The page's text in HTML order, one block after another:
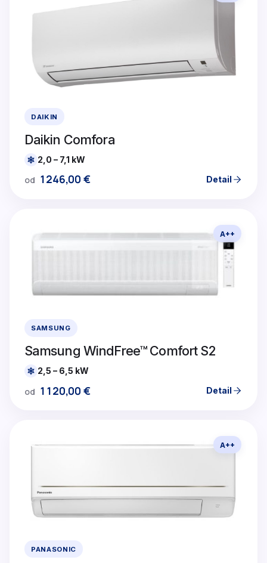
DAIKIN
Daikin Comfora
2,0 – 7,1 kW
od 1246,00 € Detail
A++
SAMSUNG
Samsung WindFree™ Comfort S2
2,5 – 6,5 kW
od 1120,00 € Detail
A++
PANASONIC